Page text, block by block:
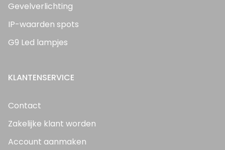
Gevelverlichting
IP-waarden spots
G9 Led lampjes
KLANTENSERVICE
Contact
Zakelijke klant worden
Account aanmaken